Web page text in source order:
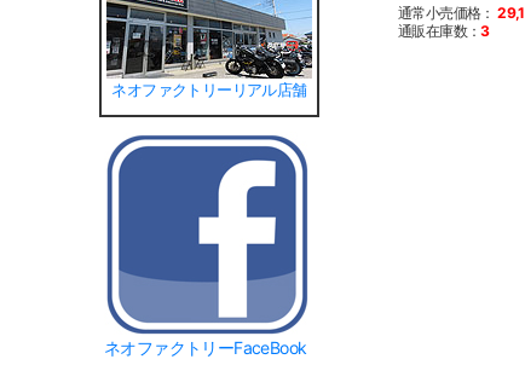
ネオファクトリーリアル店舗
ネオファクトリーFaceBook
通常小売価格：
通販在庫数：3